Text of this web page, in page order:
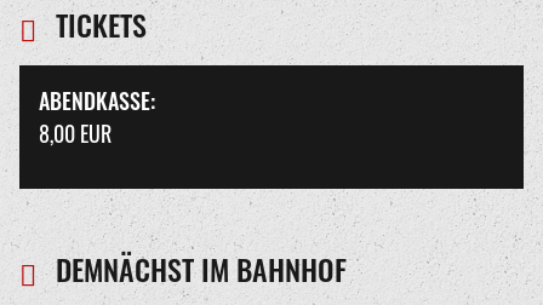
TICKETS
ABENDKASSE:
8,00 EUR
DEMNÄCHST IM BAHNHOF